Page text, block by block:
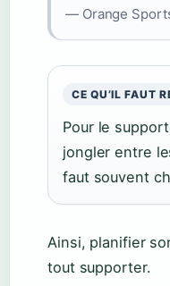
— Orange
CE QU’IL FAUT
Pour le
jongler entre
faut souvent
Ainsi, planifier
tout supporter.